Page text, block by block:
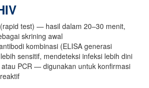
test) — hasil dalam 20–30 menit,
skrining awal
kombinasi (ELISA generasi
sensitif, mendeteksi infeksi lebih dini
PCR — digunakan untuk konfirmasi